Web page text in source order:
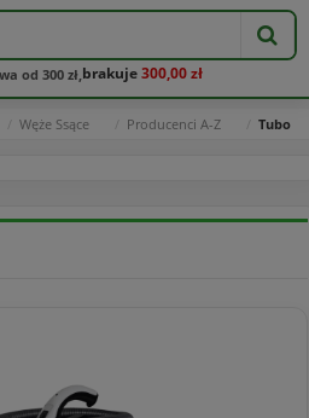
od 300 zł, brakuje300,00 zł
Węże Ssące Producenci A-Z Tubo